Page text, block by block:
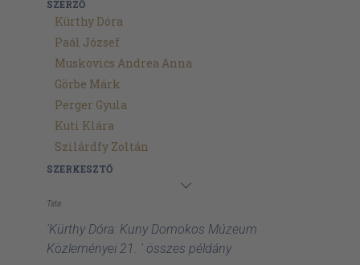
SZERZŐ
Kürthy Dóra
Paál József
Muskovics Andrea Anna
Görbe Márk
Perger Gyula
Kuti Klára
Szilárdfy Zoltán
SZERKESZTŐ
Tata
'Kürthy Dóra: Kuny Domokos Múzeum
Közleményei 21. ' összes példány